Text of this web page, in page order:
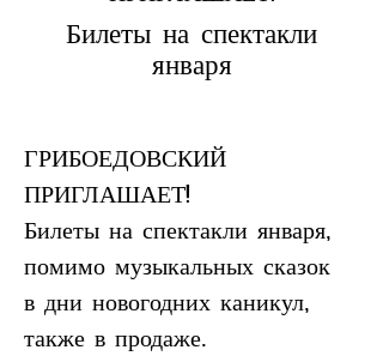
Билеты на спектакли
января
ГРИБОЕДОВСКИЙ
ПРИГЛАШАЕТ!
Билеты на спектакли января,
помимо музыкальных сказок
в дни новогодних каникул,
также в продаже.